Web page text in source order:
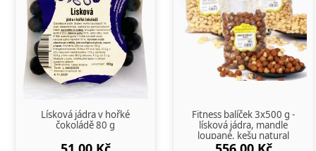
Lísková jádra v hořké
čokoládě 80 g
Fitness balíček 3x500 g -
lísková jádra, mandle
loupané, kešu natural